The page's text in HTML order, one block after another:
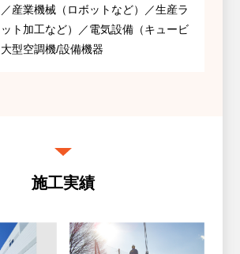
産業機械（ロボットなど）／生産ラ
ト加工など）／電気設備（キュービ
型空調機/設備機器
施工実績